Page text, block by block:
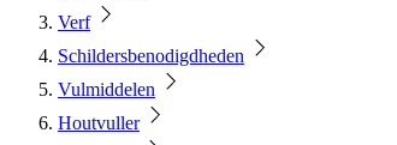
Verf
Schildersbenodigdheden
Vulmiddelen
Houtvuller